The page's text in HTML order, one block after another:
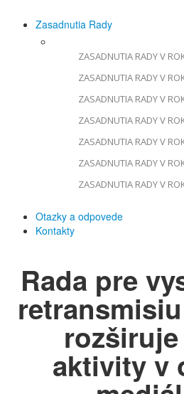
Zasadnutia Rady
ZASADNUTIA RADY V
ZASADNUTIA RADY V
ZASADNUTIA RADY V
ZASADNUTIA RADY V
ZASADNUTIA RADY V
ZASADNUTIA RADY V
ZASADNUTIA RADY V
Otazky a odpovede
Kontakty
Rada pre
aktivity v